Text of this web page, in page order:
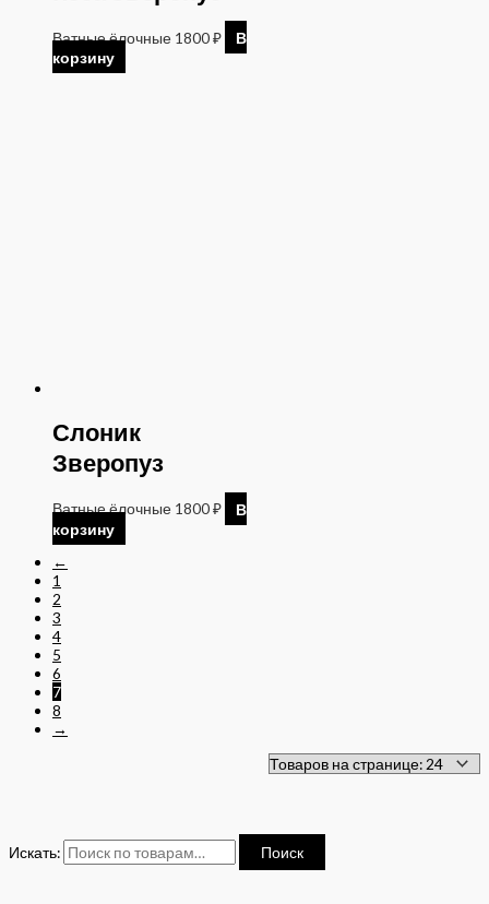
Искать: Поиск
Ватные ёлочные 1800₽
В
корзину
Слоник
Зверопуз
Ватные ёлочные 1800₽
В
корзину
←
1
2
3
4
5
6
7
8
→